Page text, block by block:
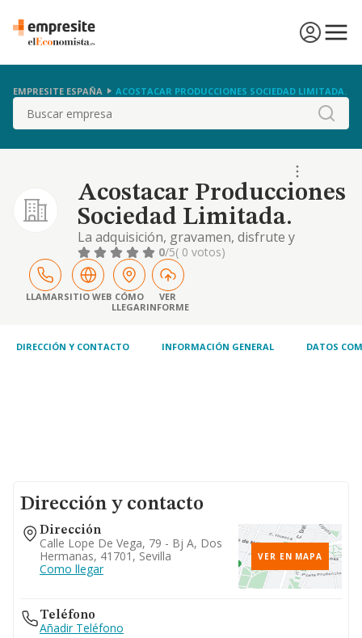
EMPRESITE ESPAÑA ACOSTACAR PRODUCCIONES SOCIEDAD LIMITADA.
Buscar
Acostacar Producciones
Sociedad Limitada.
La adquisición, gravamen, disfrute y
enajenación por cualquiera de las
modalidades admitidas en derecho, de toda
clase de inmuebles; y la explotación de los
mismos en régimen de arriendo
0/5( 0 votos)
LLAMARSITIO WEB CÓMO
LLEGAR
VER
INFORME
DIRECCIÓN Y CONTACTO INFORMACIÓN GENERAL DATOS
Dirección y contacto
Dirección
Calle Lope De Vega, 79 - Bj A, Dos
Hermanas, 41701, Sevilla
Como llegar
VER EN MAPA
Teléfono
Añadir Teléfono